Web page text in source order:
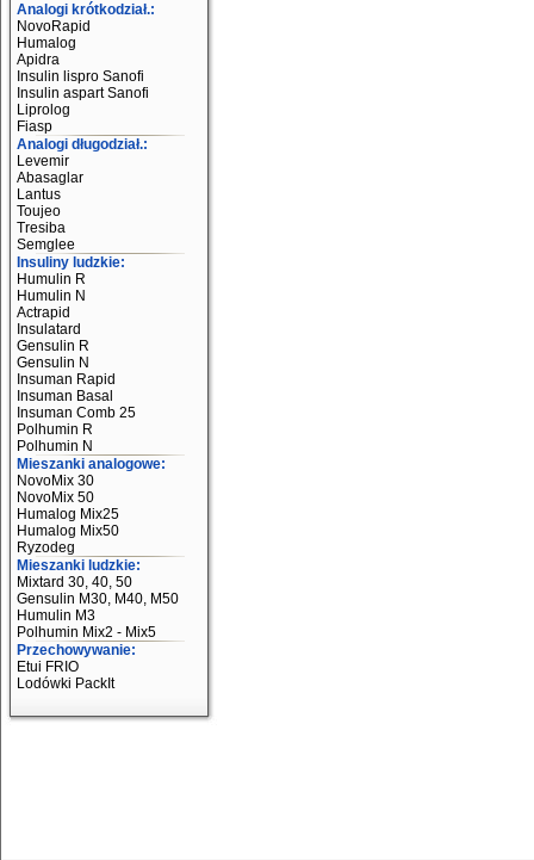
Analogi krótkodział.:
NovoRapid
Humalog
Apidra
Insulin lispro Sanofi
Insulin aspart Sanofi
Liprolog
Fiasp
Analogi długodział.:
Levemir
Abasaglar
Lantus
Toujeo
Tresiba
Semglee
Insuliny ludzkie:
Humulin R
Humulin N
Actrapid
Insulatard
Gensulin R
Gensulin N
Insuman Rapid
Insuman Basal
Insuman Comb 25
Polhumin R
Polhumin N
Mieszanki analogowe:
NovoMix 30
NovoMix 50
Humalog Mix25
Humalog Mix50
Ryzodeg
Mieszanki ludzkie:
Mixtard 30, 40, 50
Gensulin M30, M40, M50
Humulin M3
Polhumin Mix2 - Mix5
Przechowywanie:
Etui FRIO
Lodówki PackIt